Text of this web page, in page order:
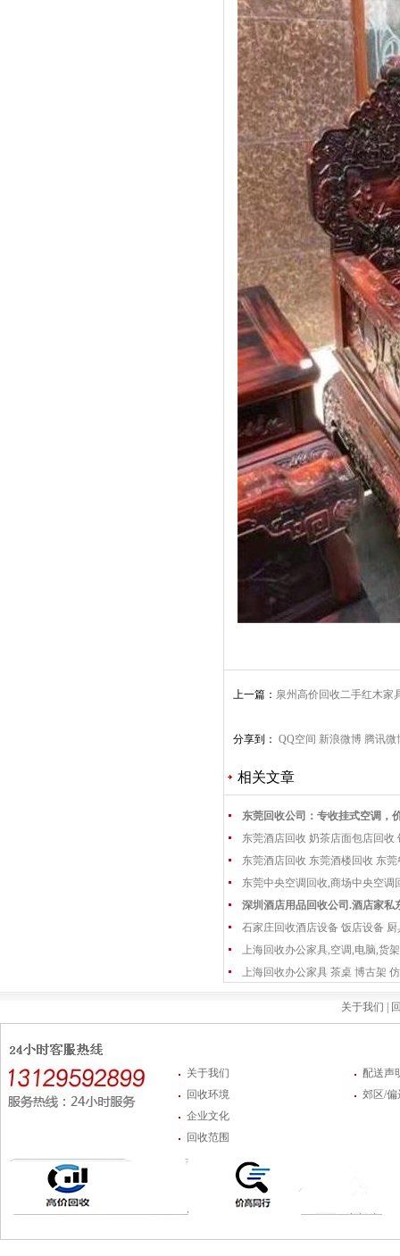
上一篇： 泉州高价回收二手红木家
分享到： QQ空间 新浪微博 腾讯微
相关文章
东莞回收公司：专收挂式空调，
东莞酒店回收 奶茶店面包店回收
东莞酒店回收 东莞酒楼回收 东
东莞中央空调回收,商场中央空调
深圳酒店用品回收公司.酒店家私
石家庄回收酒店设备 饭店设备 厨
上海回收办公家具,空调,电脑,货
上海回收办公家具 茶桌 博古架
关于我们 |
关于我们
回收环境
企业文化
回收范围
配送声
郊区/